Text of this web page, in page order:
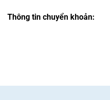
Thông tin chuyển khoản: